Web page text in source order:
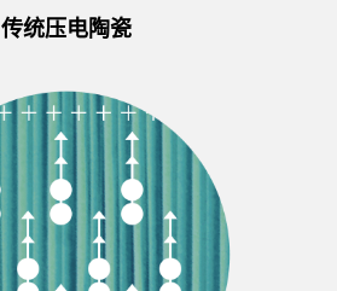
传统压电陶瓷